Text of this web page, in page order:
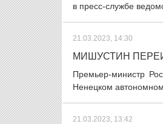
в пресс-службе
21.03.2023, 14:30
МИШУСТИН
Премьер-министр
Ненецком
21.03.2023, 13:42